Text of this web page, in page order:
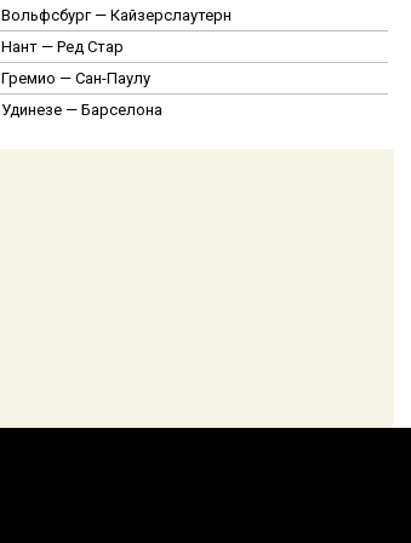
Вольфсбург — Кайзерслаутерн
Нант — Ред Стар
Гремио — Сан-Паулу
Удинезе — Барселона